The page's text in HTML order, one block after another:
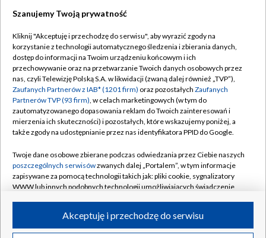
TVP
Abonament TVP
Emisja w TVP
Centrum informacji TVP
Naziemna Telewizja Cyfrowa
Rada Programowa
System NOS
Informacje o nadawcy
Program dla prasy
Regulamin TVP
Polityka prywatności
Moje zgody
Pomoc
Kontakt
Kanały
©2026 Telewizja Polska S.A. w likwidacji
Szanujemy Twoją prywatność
Kliknij "Akceptuję i przechodzę do serwisu", aby wyrazić zgody na
korzystanie z technologii automatycznego śledzenia i zbierania danych,
dostęp do informacji na Twoim urządzeniu końcowym i ich
przechowywanie oraz na przetwarzanie Twoich danych osobowych przez
nas, czyli Telewizję Polską S.A. w likwidacji (zwaną dalej również „TVP”),
Zaufanych Partnerów z IAB* (1201 firm) oraz pozostałych Zaufanych
Partnerów TVP (93 firm), w celach marketingowych (w tym do
zautomatyzowanego dopasowania reklam do Twoich zainteresowań i
mierzenia ich skuteczności) i pozostałych, które wskazujemy poniżej, a
także zgody na udostępnianie przez nas identyfikatora PPID do Google.
Twoje dane osobowe zbierane podczas odwiedzania przez Ciebie naszych
poszczególnych serwisówzwanych dalej „Portalem”, w tym informacje
zapisywane za pomocą technologii takich jak: pliki cookie, sygnalizatory
WWW lub innych podobnych technologii umożliwiających świadczenie
ruchu w Internecie.Akceptuję i przechodzę do serwisu